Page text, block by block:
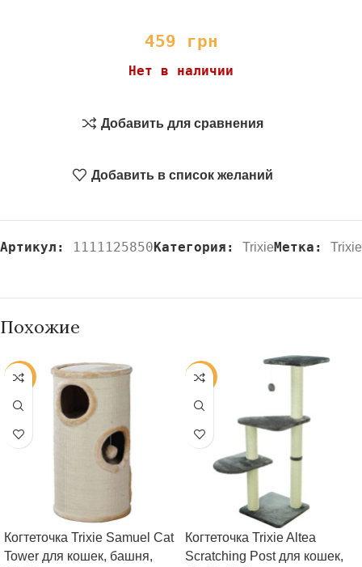
459 грн
Нет в наличии
Добавить для сравнения
Добавить в список желаний
Артикул: 1111125850Категория: TrixieМетка: Trixie
Похожие
-20%
Когтеточка Trixie Samuel Cat
Tower для кошек, башня,
-20%
Когтеточка Trixie Altea
Scratching Post для кошек,